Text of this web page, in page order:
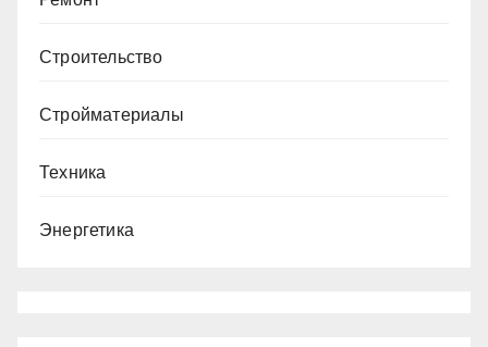
Строительство
Стройматериалы
Техника
Энергетика